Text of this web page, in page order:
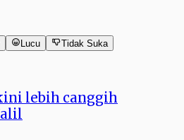
Lucu Tidak Suka
lebih canggih